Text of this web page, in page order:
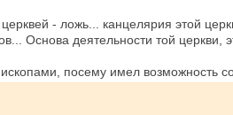
- ложь... канцелярия этой
Основа деятельности той
посему имел возможность